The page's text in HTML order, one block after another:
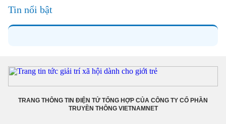
Tin nổi bật
TRANG THÔNG TIN ĐIỆN TỬ TỔNG HỢP CỦA CÔNG TY CỔ PHẦN
TRUYỀN THÔNG VIETNAMNET